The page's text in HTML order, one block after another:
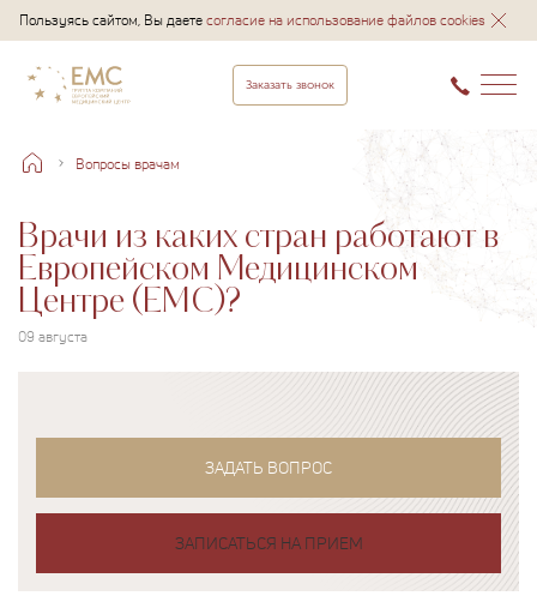
Пользуясь сайтом, Вы даетесогласие на использование файлов cookies
Заказать звонок
Вопросы врачам
Врачи из каких стран работают в
Европейском Медицинском
Центре (ЕМС)?
09 августа
ЗАДАТЬ ВОПРОС
ЗАПИСАТЬСЯ НА ПРИЕМ